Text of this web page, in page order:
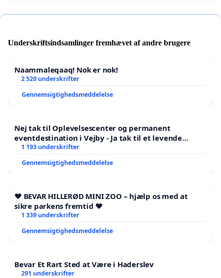
Underskriftsindsamlinger fremhævet af andre brugere
Naammaleqaaq! Nok er nok!
2 520 underskrifter
Gennemsigtighedsmeddelelse
Nej tak til Oplevelsescenter og permanent
eventdestination i Vejby - Ja tak til et levende
lokalområde i balance
1 193 underskrifter
Gennemsigtighedsmeddelelse
❤️ BEVAR HILLERØD MINI ZOO – hjælp os med at
sikre parkens fremtid ❤️
1 339 underskrifter
Gennemsigtighedsmeddelelse
Bevar Et Rart Sted at Være i Haderslev
291 underskrifter